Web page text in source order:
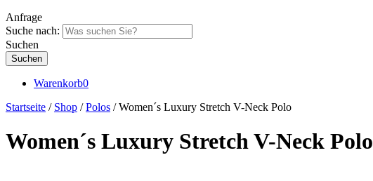
Anfrage
Suche nach:
Suchen
Warenkorb0
Startseite / Shop /Polos / Women´s Luxury Stretch V-Neck Polo
Women´s Luxury Stretch V-Neck Polo